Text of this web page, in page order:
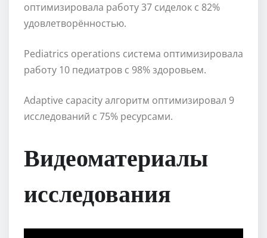
оптимизировала работу 37 сиделок с 82%
удовлетворённостью.
Pediatrics operations система оптимизировала
работу 10 педиатров с 98% здоровьем.
Adaptive capacity алгоритм оптимизировал 9
исследований с 75% ресурсами.
Видеоматериалы
исследования